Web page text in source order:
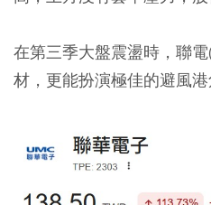
在第三季大盤震盪時，聯
材，更能扮演極佳的避風港